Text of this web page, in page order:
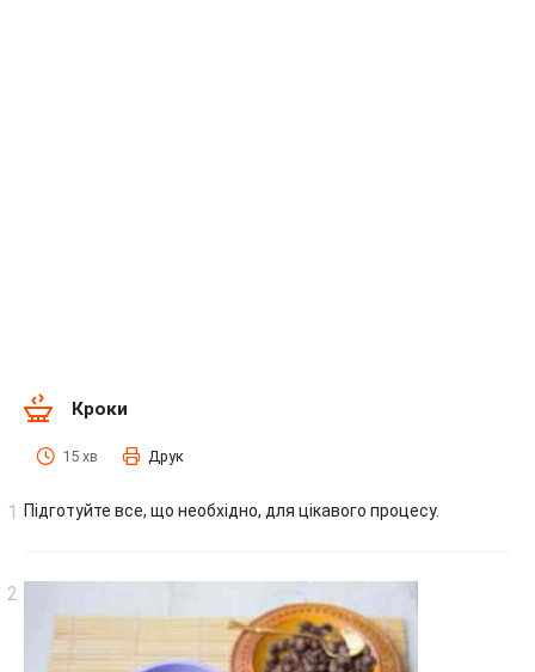
Кроки
15 хв Друк
Підготуйте все, що необхідно, для цікавого процесу.